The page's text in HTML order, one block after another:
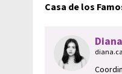
Casa de los